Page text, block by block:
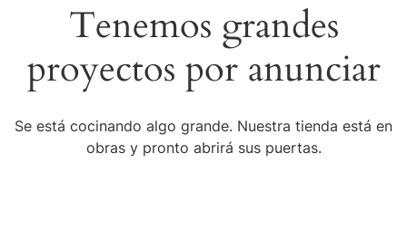
Tenemos grandes
proyectos por anunciar
Se está cocinando algo grande. Nuestra tienda está en
obras y pronto abrirá sus puertas.